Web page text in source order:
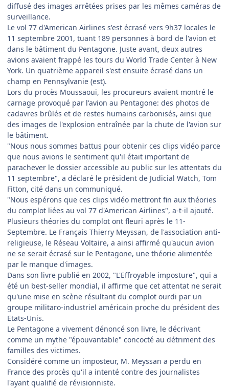
diffusé des images arrêtées prises par les mêmes caméras de
surveillance.
Le vol 77 d'American Airlines s'est écrasé vers 9h37 locales le
11 septembre 2001, tuant 189 personnes à bord de l'avion et
dans le bâtiment du Pentagone. Juste avant, deux autres
avions avaient frappé les tours du World Trade Center à New
York. Un quatrième appareil s'est ensuite écrasé dans un
champ en Pennsylvanie (est).
Lors du procès Moussaoui, les procureurs avaient montré le
carnage provoqué par l'avion au Pentagone: des photos de
cadavres brûlés et de restes humains carbonisés, ainsi que
des images de l'explosion entraînée par la chute de l'avion sur
le bâtiment.
"Nous nous sommes battus pour obtenir ces clips vidéo parce
que nous avions le sentiment qu'il était important de
parachever le dossier accessible au public sur les attentats du
11 septembre", a déclaré le président de Judicial Watch, Tom
Fitton, cité dans un communiqué.
"Nous espérons que ces clips vidéo mettront fin aux théories
du complot liées au vol 77 d'American Airlines", a-t-il ajouté.
Plusieurs théories du complot ont fleuri après le 11-
Septembre. Le Français Thierry Meyssan, de l'association anti-
religieuse, le Réseau Voltaire, a ainsi affirmé qu'aucun avion
ne se serait écrasé sur le Pentagone, une théorie alimentée
par le manque d'images.
Dans son livre publié en 2002, "L'Effroyable imposture", qui a
été un best-seller mondial, il affirme que cet attentat ne serait
qu'une mise en scène résultant du complot ourdi par un
groupe militaro-industriel américain proche du président des
Etats-Unis.
Le Pentagone a vivement dénoncé son livre, le décrivant
comme un mythe "épouvantable" concocté au détriment des
familles des victimes.
Considéré comme un imposteur, M. Meyssan a perdu en
France des procès qu'il a intenté contre des journalistes
l'ayant qualifié de révisionniste.